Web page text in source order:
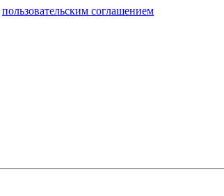
пользовательским соглашением